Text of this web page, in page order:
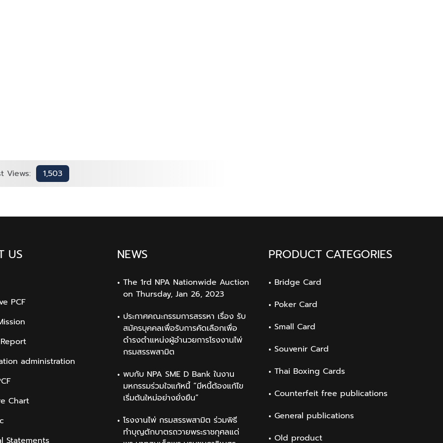
Views: 1,503
US
PCF
administration
Chart
Statements
NEWS
The 1rd NPA Nationwide Auction
on Thursday, Jan 26, 2023
ประกาศคณะกรรมการสรรหา เรื่อง รับ
สมัครบุคคลเพื่อรับการคัดเลือกเพื่อ
ดำรงตำแหน่งผู้อำนวยการโรงงานไพ่
กรมสรรพสามิต
พบกับ NPA SME D Bank ในงาน
มหกรรมร่วมใจแก้หนี้ “มีหนี้ต้องแก้ไข
เริ่มต้นใหม่อย่างยั่งยืน”
โรงงานไพ่ กรมสรรพสามิต ร่วมพิธี
ทำบุญตักบาตรถวายพระราชกุศลแด่
PRODUCT CATEGORIES
Bridge Card
Poker Card
Small Card
Souvenir Card
Thai Boxing Cards
Counterfeit free publications
General publications
Old product